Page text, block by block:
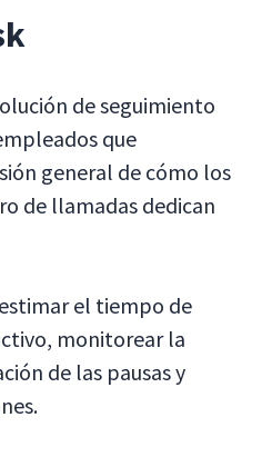
de seguimiento
que
general de cómo los
de llamadas dedican
el tiempo de
monitorear la
de las pausas y